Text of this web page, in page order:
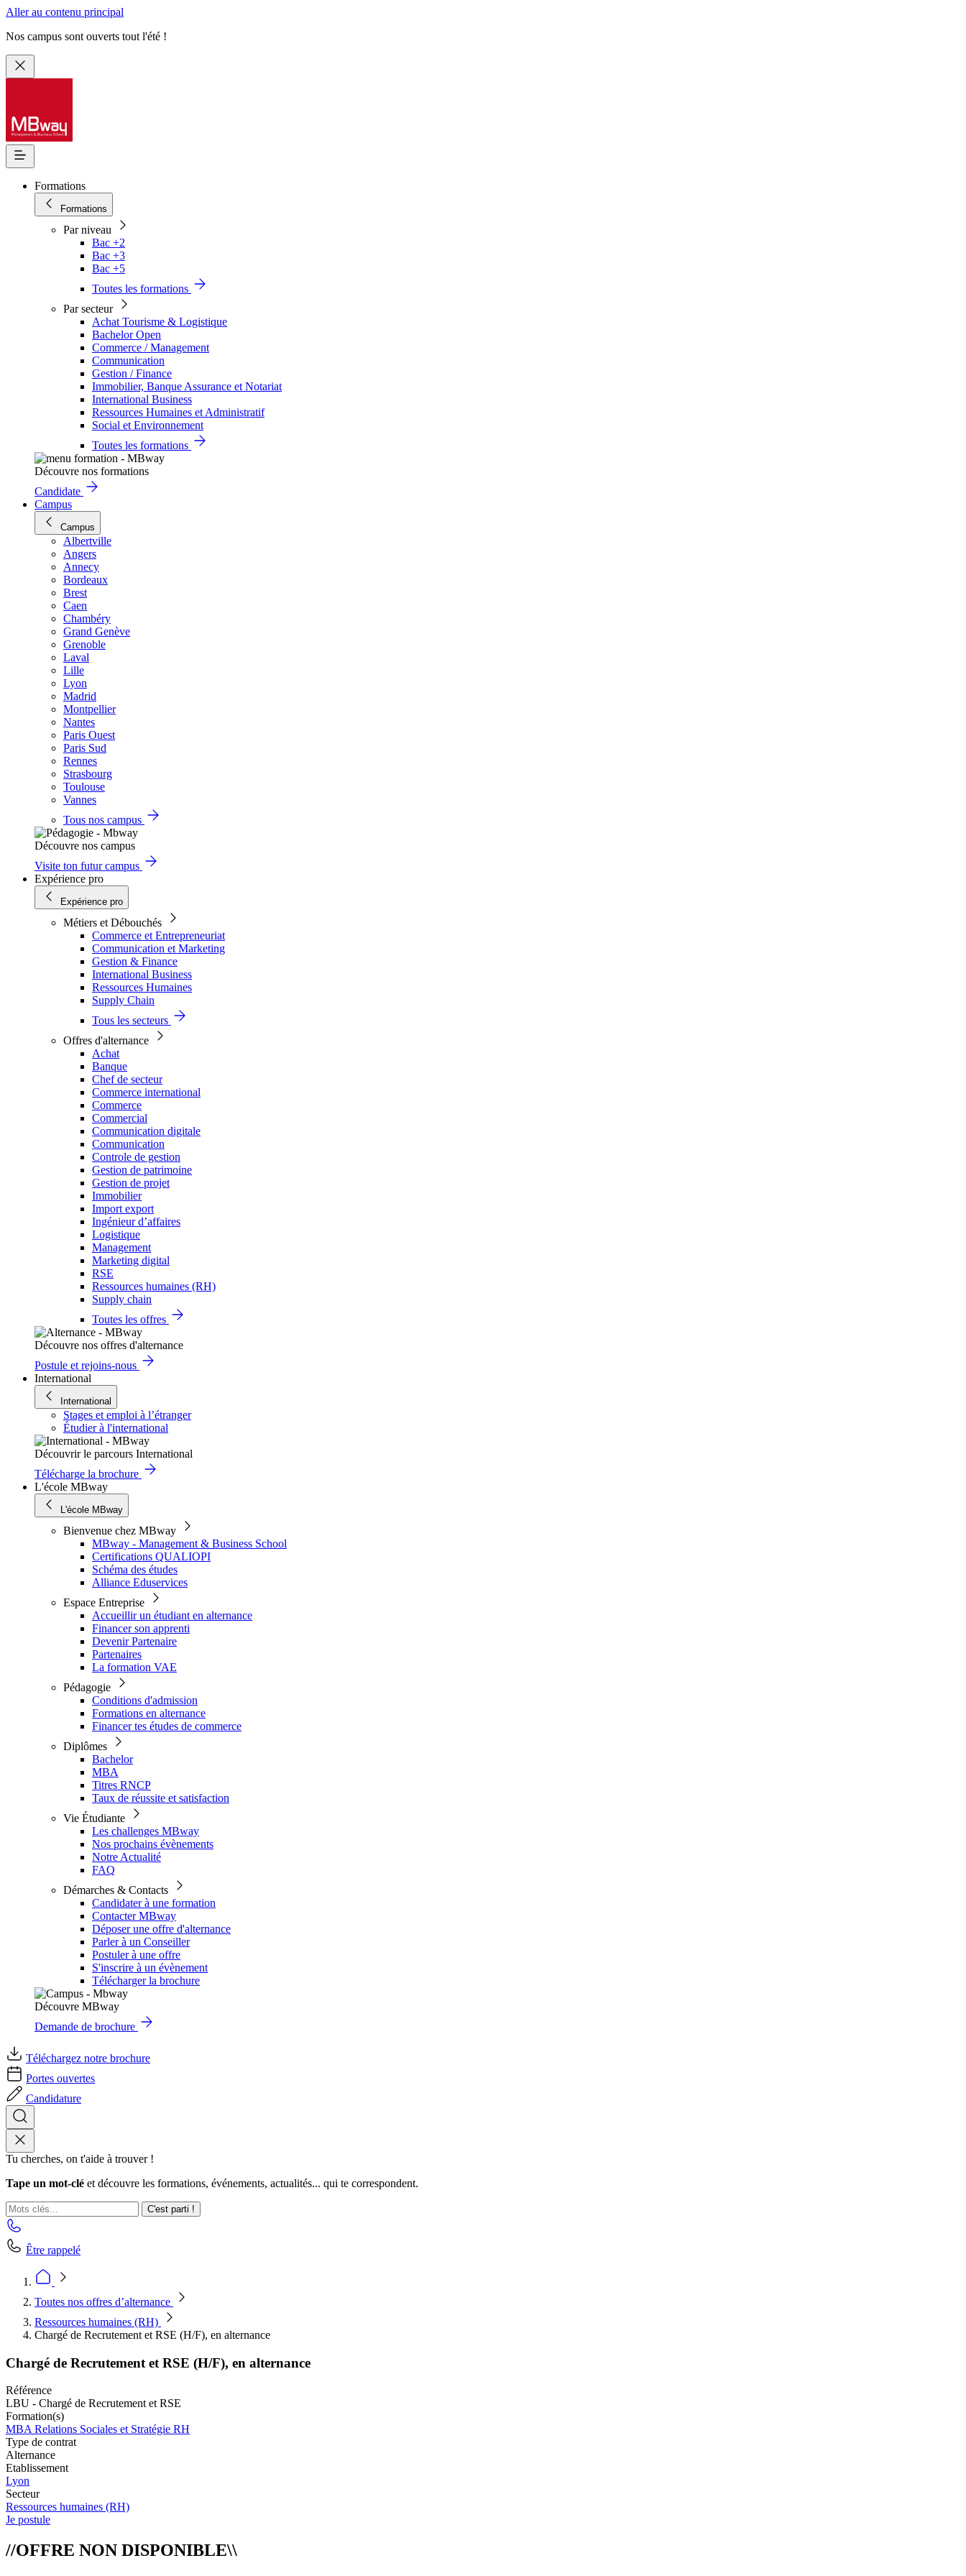
Aller au contenu principal
Nos campus sont ouverts tout l'été !
Formations
Formations
Par niveau
Bac +2
Bac +3
Bac +5
Toutes les formations
Par secteur
Achat Tourisme & Logistique
Bachelor Open
Commerce / Management
Communication
Gestion / Finance
Immobilier, Banque Assurance et Notariat
International Business
Ressources Humaines et Administratif
Social et Environnement
Toutes les formations
Découvre nos formations
Candidate
Campus
Campus
Albertville
Angers
Annecy
Bordeaux
Brest
Caen
Chambéry
Grand Genève
Grenoble
Laval
Lille
Lyon
Madrid
Montpellier
Nantes
Paris Ouest
Paris Sud
Rennes
Strasbourg
Toulouse
Vannes
Tous nos campus
Découvre nos campus
Visite ton futur campus
Expérience pro
Expérience pro
Métiers et Débouchés
Commerce et Entrepreneuriat
Communication et Marketing
Gestion & Finance
International Business
Ressources Humaines
Supply Chain
Tous les secteurs
Offres d'alternance
Achat
Banque
Chef de secteur
Commerce international
Commerce
Commercial
Communication digitale
Communication
Controle de gestion
Gestion de patrimoine
Gestion de projet
Immobilier
Import export
Ingénieur d’affaires
Logistique
Management
Marketing digital
RSE
Ressources humaines (RH)
Supply chain
Toutes les offres
Découvre nos offres d'alternance
Postule et rejoins-nous
International
International
Stages et emploi à l’étranger
Étudier à l'international
Découvrir le parcours International
Télécharge la brochure
L'école MBway
L'école MBway
Bienvenue chez MBway
MBway - Management & Business School
Certifications QUALIOPI
Schéma des études
Alliance Eduservices
Espace Entreprise
Accueillir un étudiant en alternance
Financer son apprenti
Devenir Partenaire
Partenaires
La formation VAE
Pédagogie
Conditions d'admission
Formations en alternance
Financer tes études de commerce
Diplômes
Bachelor
MBA
Titres RNCP
Taux de réussite et satisfaction
Vie Étudiante
Les challenges MBway
Nos prochains évènements
Notre Actualité
FAQ
Démarches & Contacts
Candidater à une formation
Contacter MBway
Déposer une offre d'alternance
Parler à un Conseiller
Postuler à une offre
S'inscrire à un évènement
Télécharger la brochure
Découvre MBway
Demande de brochure
Téléchargez notre brochure
Portes ouvertes
Candidature
Tu cherches, on t'aide à trouver !
Tape un mot-clé et découvre les formations, événements, actualités... qui te correspondent.
C'est parti !
Être rappelé
Toutes nos offres d’alternance
Ressources humaines (RH)
Chargé de Recrutement et RSE (H/F), en alternance
Chargé de Recrutement et RSE (H/F), en alternance
Référence
LBU - Chargé de Recrutement et RSE
Formation(s)
MBA Relations Sociales et Stratégie RH
Type de contrat
Alternance
Etablissement
Lyon
Secteur
Ressources humaines (RH)
Je postule
//OFFRE NON DISPONIBLE\\